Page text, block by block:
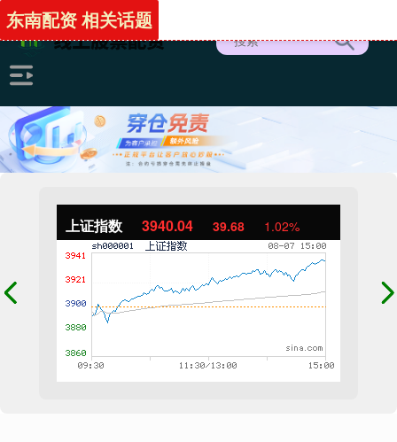
上证指数 3940.04 39.68 1.02%
东南配资 相关话题